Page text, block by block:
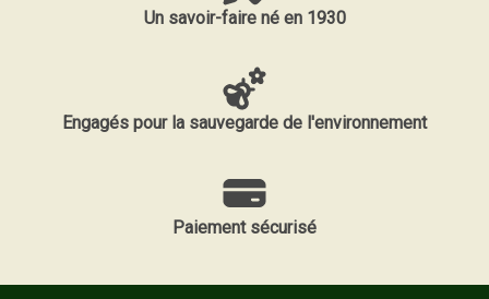
Un savoir-faire né en 1930
Engagés pour la sauvegarde de l'environnement
Paiement sécurisé